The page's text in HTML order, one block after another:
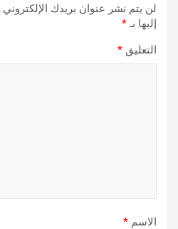
لن يتم نشر عنوان بريدك الإلكتروني.
إليها بـ*
التعليق *
الاسم *